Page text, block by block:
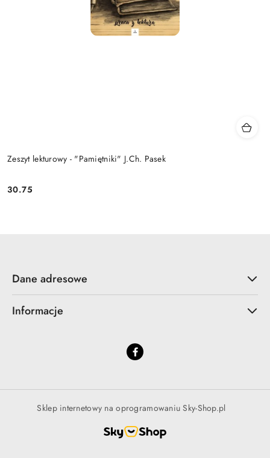
Zeszyt lekturowy - "Pamiętniki" J.Ch. Pasek
Cena:
30.75
Dane adresowe
Informacje
Sklep internetowy na oprogramowaniu Sky-Shop.pl